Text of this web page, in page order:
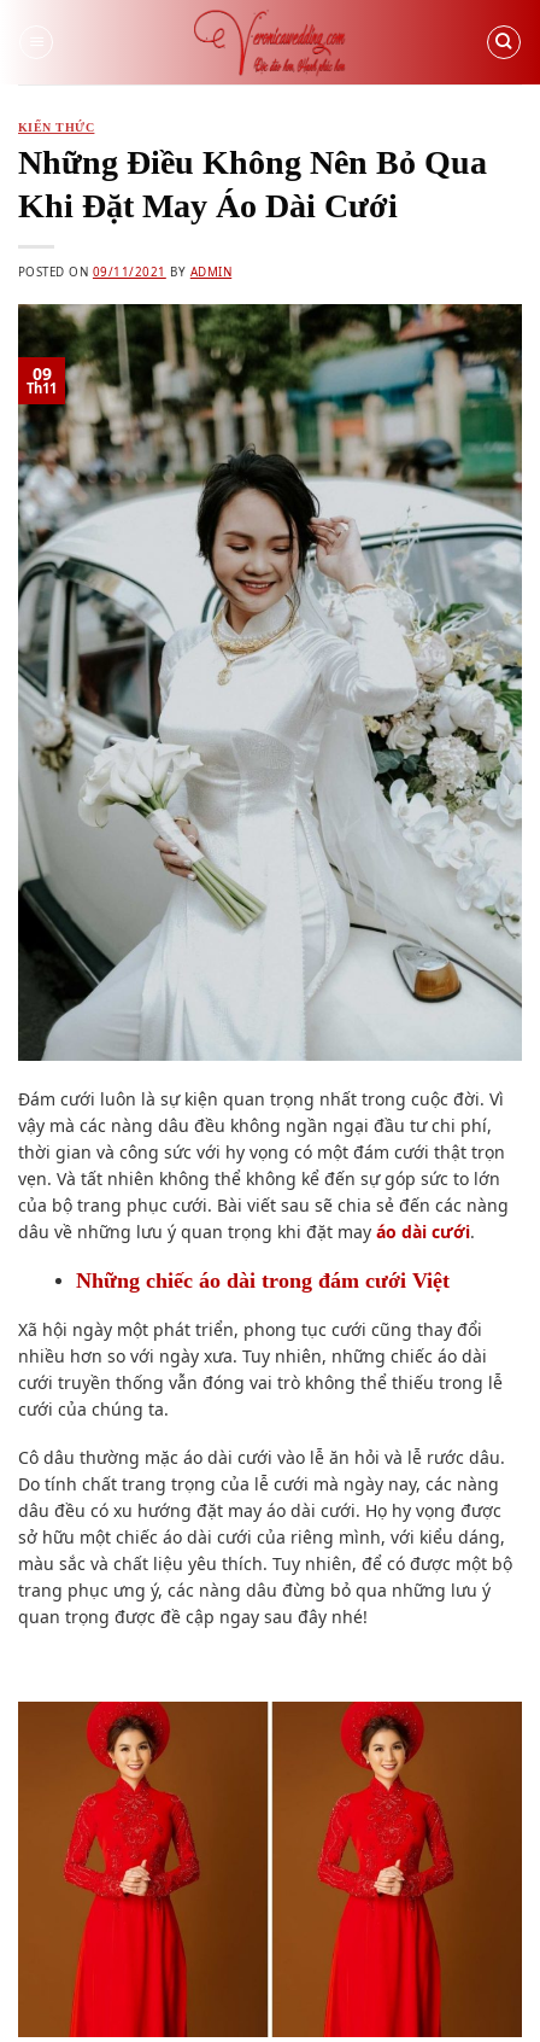
KIẾN THỨC
Những Điều Không Nên Bỏ Qua
Khi Đặt May Áo Dài Cưới
POSTED ON 09/11/2021 BY ADMIN
09
Th11
Đám cưới luôn là sự kiện quan trọng nhất trong cuộc đời. Vì
vậy mà các nàng dâu đều không ngần ngại đầu tư chi phí,
thời gian và công sức với hy vọng có một đám cưới thật trọn
vẹn. Và tất nhiên không thể không kể đến sự góp sức to lớn
của bộ trang phục cưới. Bài viết sau sẽ chia sẻ đến các nàng
dâu về những lưu ý quan trọng khi đặt may áo dài cưới.
Những chiếc áo dài trong đám cưới Việt
Xã hội ngày một phát triển, phong tục cưới cũng thay đổi
nhiều hơn so với ngày xưa. Tuy nhiên, những chiếc áo dài
cưới truyền thống vẫn đóng vai trò không thể thiếu trong lễ
cưới của chúng ta.
Cô dâu thường mặc áo dài cưới vào lễ ăn hỏi và lễ rước dâu.
Do tính chất trang trọng của lễ cưới mà ngày nay, các nàng
dâu đều có xu hướng đặt may áo dài cưới. Họ hy vọng được
sở hữu một chiếc áo dài cưới của riêng mình, với kiểu dáng,
màu sắc và chất liệu yêu thích. Tuy nhiên, để có được một bộ
trang phục ưng ý, các nàng dâu đừng bỏ qua những lưu ý
quan trọng được đề cập ngay sau đây nhé!